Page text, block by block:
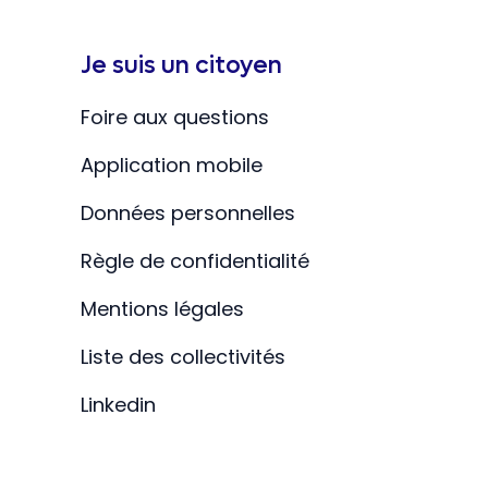
Je suis un citoyen
Foire aux questions
Application mobile
Données personnelles
Règle de confidentialité
Mentions légales
Liste des collectivités
Linkedin